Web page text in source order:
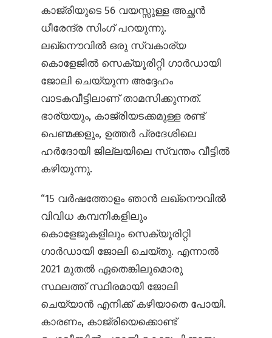
കാജ്രിയുടെ 56 വയസ്സുള്ള അച്ഛൻ
ധീരേന്ദ്ര സിംഗ് പറയുന്നു.
ലഖ്നൌവിൽ ഒരു സ്വകാര്യ
കൊളേജിൽ സെക്യൂരിറ്റി ഗാർഡായി
ജോലി ചെയ്യുന്ന അദ്ദേഹം
വാടകവീട്ടിലാണ് താമസിക്കുന്നത്.
ഭാര്യയും, കാജ്രിയടക്കമുള്ള രണ്ട്
പെണ്മക്കളും, ഉത്തർ പ്രദേശിലെ
ഹർദോയി ജില്ലയിലെ സ്വന്തം വീട്ടിൽ
കഴിയുന്നു.
“15 വർഷത്തോളം ഞാൻ ലഖ്നൌവിൽ
വിവിധ കമ്പനികളിലും
കൊളേജുകളിലും സെക്യൂരിറ്റി
ഗാർഡായി ജോലി ചെയ്തു. എന്നാൽ
2021 മുതൽ ഏതെങ്കിലുമൊരു
സ്ഥലത്ത് സ്ഥിരമായി ജോലി
ചെയ്യാൻ എനിക്ക് കഴിയാതെ പോയി.
കാരണം, കാജ്രിയെക്കൊണ്ട്